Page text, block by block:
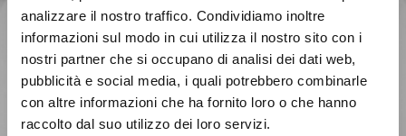
analizzare il nostro traffico. Condividiamo inoltre
informazioni sul modo in cui utilizza il nostro sito con i
nostri partner che si occupano di analisi dei dati web,
pubblicità e social media, i quali potrebbero combinarle
con altre informazioni che ha fornito loro o che hanno
raccolto dal suo utilizzo dei loro servizi.